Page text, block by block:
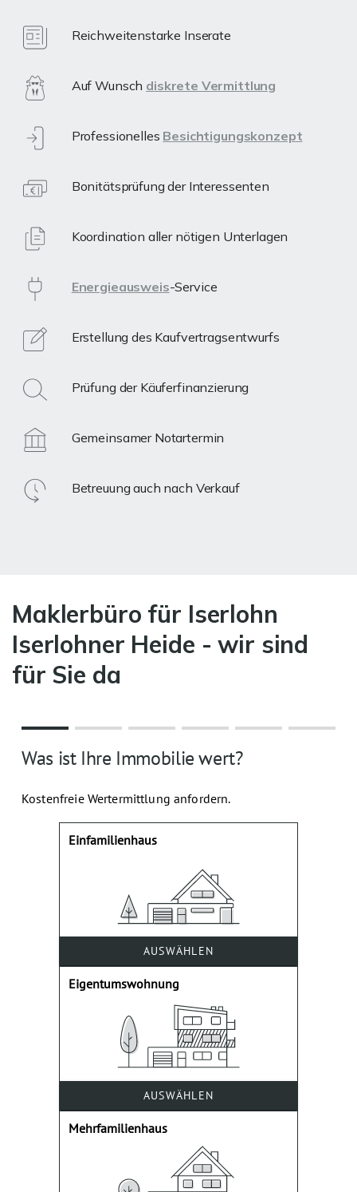
Reichweitenstarke Inserate
Auf Wunsch diskrete Vermittlung
Professionelles Besichtigungskonzept
Bonitätsprüfung der Interessenten
Koordination aller nötigen Unterlagen
Energieausweis-Service
Erstellung des Kaufvertragsentwurfs
Prüfung der Käuferfinanzierung
Gemeinsamer Notartermin
Betreuung auch nach Verkauf
Maklerbüro für Iserlohn
Iserlohner Heide - wir sind
für Sie da